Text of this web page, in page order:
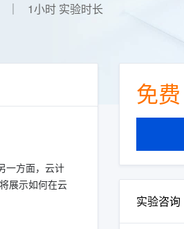
1小时 实验时长
一方面，云计
展示如何在云
免费
实验咨询